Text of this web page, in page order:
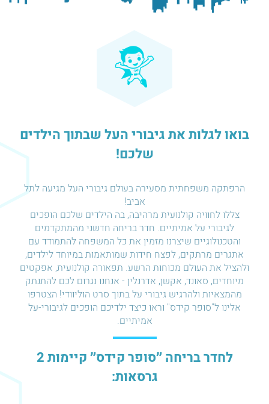
בואו לגלות את גיבורי העל שבתוך הילדים
שלכם!
הרפתקה משפחתית מסעירה בעולם גיבורי העל מגיעה לתל
אביב!
צללו לחוויה קולנועית מרהיבה, בה הילדים שלכם הופכים
לגיבורי על אמיתיים. חדר בריחה חדשני מהמתקדמים
והטכנולוגיים שיצרנו מזמין את כל המשפחה להתמודד עם
אתגרים מרתקים, לפצח חידות שמותאמות במיוחד לילדים,
ולהציל את העולם מכוחות הרשע. תפאורה קולנועית, אפקטים
מיוחדים, סאונד, אקשן, אדרנלין - אנחנו נגרום לכם להתנתק
מהמצאיות ולהרגיש גיבורי על בתוך סרט הוליוודי! הצטרפו
אלינו ל"סופר קידס" וראו כיצד ילדיכם הופכים לגיבורי-על
אמיתיים.
לחדר בריחה ״סופר קידס״ קיימות 2
גרסאות: